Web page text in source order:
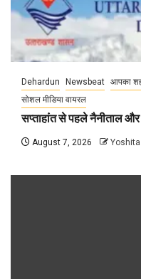
Dehardun Newsbeat आपका
सोशल मीडिया वायरल
सप्ताहांत से पहले नैनीताल और
August 7, 2026